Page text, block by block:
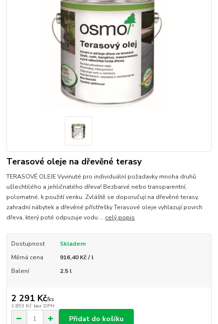
Terasové oleje na dřevěné terasy
TERASOVÉ OLEJE Vyvinuté pro individuální požadavky mnoha druhů
ušlechtilého a jehličnatého dřeva! Bezbarvé nebo transparentní,
polomatné, k použití venku. Zvláště se doporučují na dřevěné terasy,
zahradní nábytek a dřevěné přístřešky Terasové oleje vyhlazují povrch
dřeva, který poté odpuzuje vodu ... celý popis
Dostupnost
Skladem
Měrná cena
916,40 Kč / l
Balení
2.5 l
2 291 Kč/ks
1 893 Kč bez DPH
Přidat do košíku